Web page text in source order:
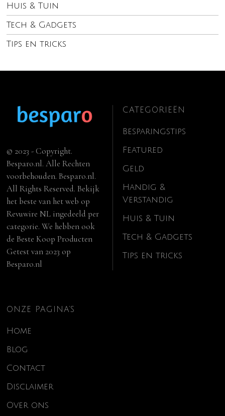
Huis & Tuin
Tech & Gadgets
Tips en tricks
© 2023 - Copyright.
Besparo.nl. Alle Rechten
voorbehouden. Besparo.nl.
All Rights Reserved. Bekijk
het beste van het web op
Revuwire NL ingedeeld per
categorie. We hebben ook
deBeste Koop Producten
Getest van 2023 op
Besparo.nl
CATEGORIEËN
Besparingstips
Featured
Geld
Handig &
Verstandig
Huis & Tuin
Tech & Gadgets
Tips en tricks
ONZE PAGINA’S
Home
Blog
Contact
Disclaimer
Over ons